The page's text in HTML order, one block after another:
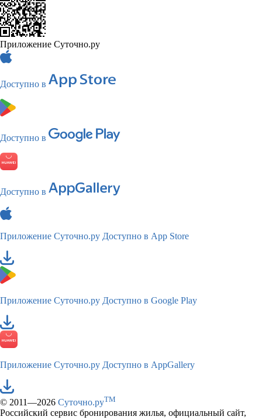
Приложение Суточно.ру
Доступно в
Доступно в
Доступно в
Приложение Суточно.ру Доступно в App Store
Приложение Суточно.ру Доступно в Google Play
Приложение Суточно.ру Доступно в AppGallery
© 2011—2026 Суточно.руTM
Российский сервис бронирования жилья, официальный сайт,